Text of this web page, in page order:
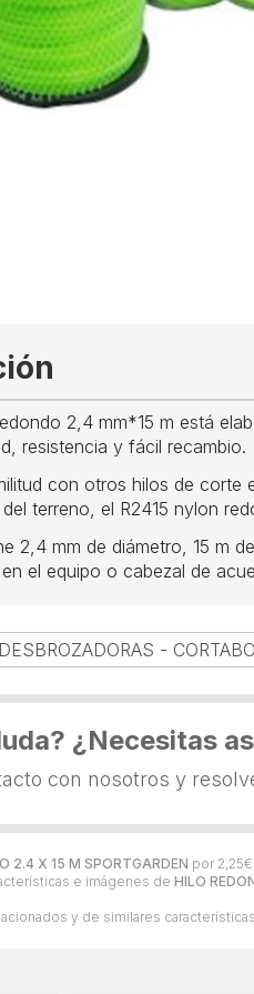
2.4 X 15 M SPORTGARDEN por 2,25€
e imágenes de HILO
y de similares
2,4 mm*15 m está
resistencia y fácil recambio.
con otros hilos de
terreno, el R2415 nylon
2,4 mm de diámetro, 15 m
el equipo o cabezal de
DESBROZADORAS -
¿Necesitas
con nosotros y